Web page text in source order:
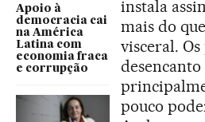
Apoio à
democracia cai
na América
Latina com
economia fraca
e corrupção
instala
mais do
visceral.
desencanto
pouco